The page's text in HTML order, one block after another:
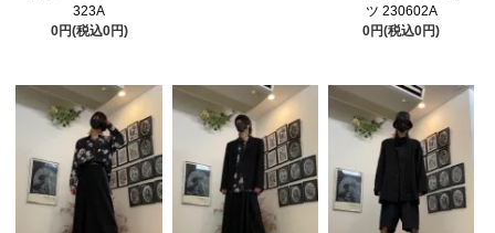
323A
0円(税込0円)
ツ 230602A
0円(税込0円)